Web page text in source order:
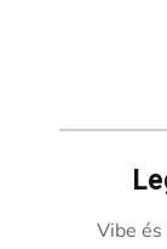
Vibe